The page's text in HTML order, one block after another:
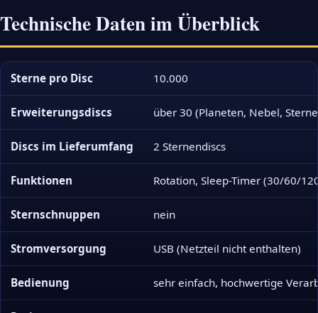
Technische Daten im Überblick
Sterne pro Disc 10.000
Erweiterungsdiscs über 30 (Planeten, Nebel,
Discs im Lieferumfang 2 Sternendiscs
Funktionen Rotation, Sleep-Timer (30/60/
Sternschnuppen nein
Stromversorgung USB (Netzteil nicht enthalten)
Bedienung sehr einfach, hochwertige